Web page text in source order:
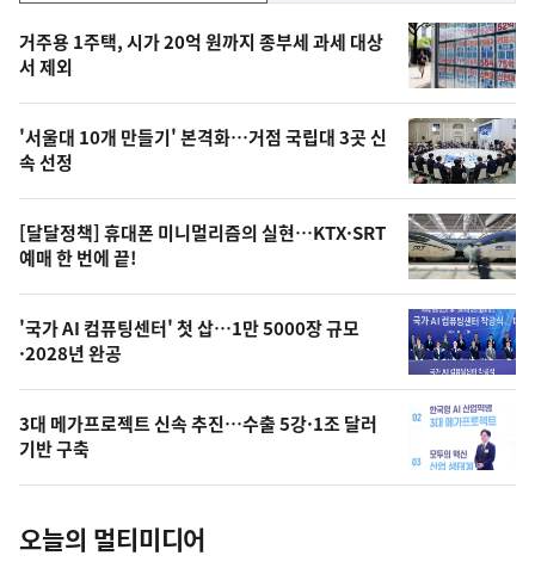
기,
최
신,
오
늘
의
영
상
오
의
사
진
기
뉴
스
거주용 1주택, 시가 20억 원까지 종부세 과세 대상
서 제외
'서울대 10개 만들기' 본격화…거점 국립대 3곳 신
속 선정
[달달정책] 휴대폰 미니멀리즘의 실현…KTX·SRT
예매 한 번에 끝!
'국가 AI 컴퓨팅센터' 첫 삽…1만 5000장 규모
·2028년 완공
3대 메가프로젝트 신속 추진…수출 5강·1조 달러
기반 구축
오늘의 멀티미디어